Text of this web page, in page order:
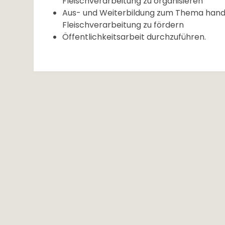
Aus- und Weiterbildung zum Thema
Fleischverarbeitung zu fördern
Öffentlichkeitsarbeit durchzuführen.